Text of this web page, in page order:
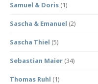
Samuel & Doris (1)
Sascha & Emanuel (2)
Sascha Thiel (5)
Sebastian Maier (34)
Thomas Ruhl (1)